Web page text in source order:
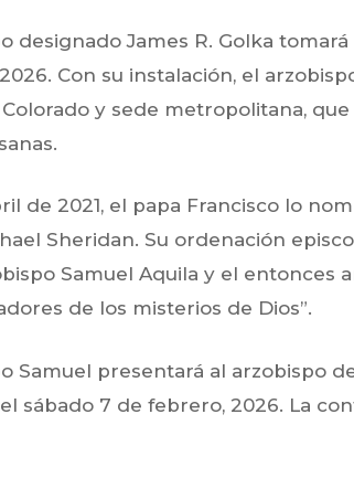
designado James R. Golka tomará
Con su instalación, el
y sede metropolitana,
de 2021, el papa Francisco lo
Sheridan. Su ordenación
Samuel Aquila y el entonces
de los misterios de Dios”.
Samuel presentará al arzobispo
el sábado 7 de febrero, 2026. La